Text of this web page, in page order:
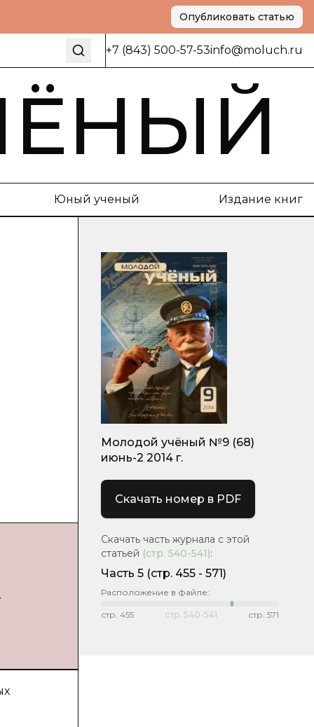
Опубликовать статью
+7 (843) 500-57-53info@moluch.ru
Юный ученый Издание книг
Молодой учёный №9 (68)
июнь-2 2014 г.
Скачать номер в PDF
Скачать часть журнала с этой
статьей (стр. 540-541):
Часть 5 (cтр. 455 - 571)
Расположение в файле:
стр. 455 стр. 540-541 стр. 571